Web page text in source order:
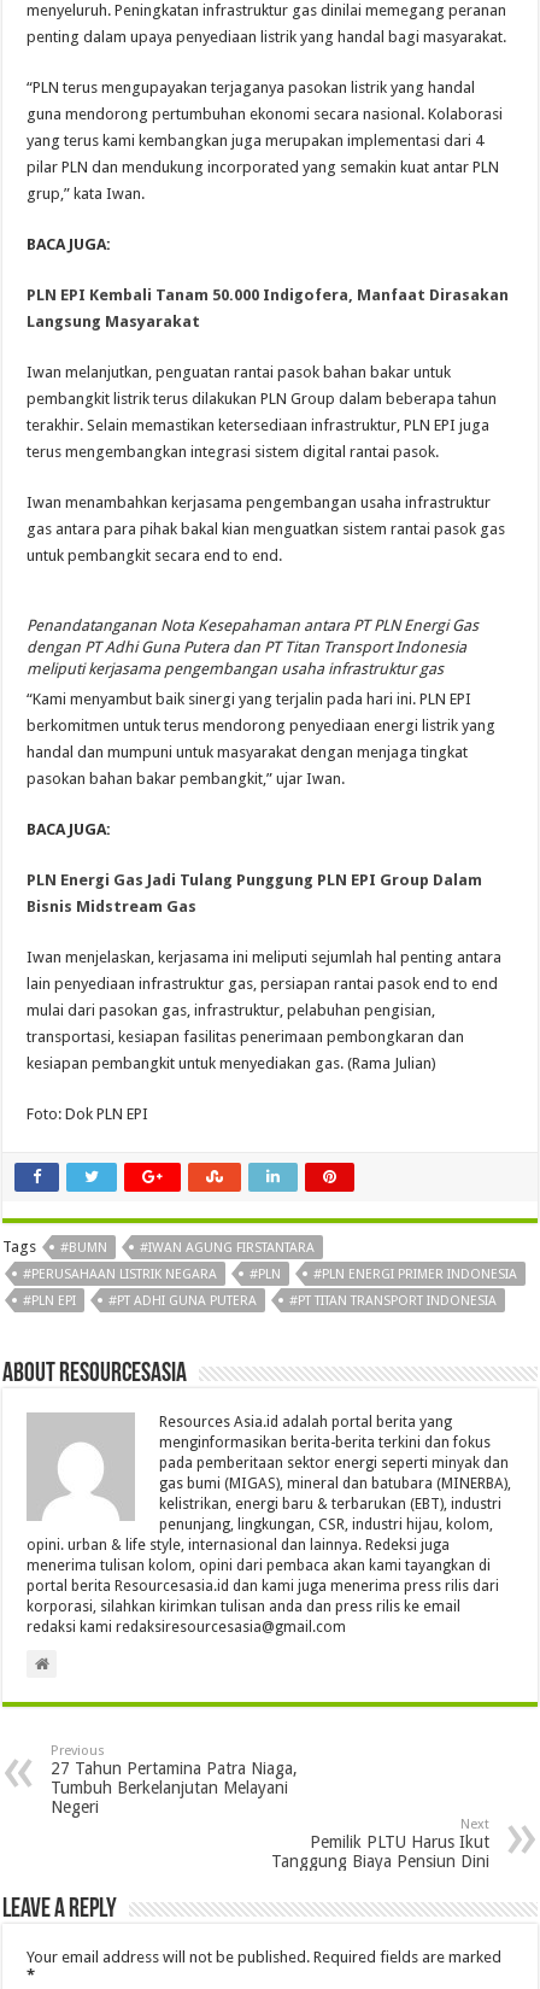
menyeluruh. Peningkatan infrastruktur gas dinilai memegang peranan
penting dalam upaya penyediaan listrik yang handal bagi masyarakat.
“PLN terus mengupayakan terjaganya pasokan listrik yang handal
guna mendorong pertumbuhan ekonomi secara nasional. Kolaborasi
yang terus kami kembangkan juga merupakan implementasi dari 4
pilar PLN dan mendukung incorporated yang semakin kuat antar PLN
grup,” kata Iwan.
BACA JUGA:
PLN EPI Kembali Tanam 50.000 Indigofera, Manfaat Dirasakan
Langsung Masyarakat
Iwan melanjutkan, penguatan rantai pasok bahan bakar untuk
pembangkit listrik terus dilakukan PLN Group dalam beberapa tahun
terakhir. Selain memastikan ketersediaan infrastruktur, PLN EPI juga
terus mengembangkan integrasi sistem digital rantai pasok.
Iwan menambahkan kerjasama pengembangan usaha infrastruktur
gas antara para pihak bakal kian menguatkan sistem rantai pasok gas
untuk pembangkit secara end to end.
Penandatanganan Nota Kesepahaman antara PT PLN Energi Gas
dengan PT Adhi Guna Putera dan PT Titan Transport Indonesia
meliputi kerjasama pengembangan usaha infrastruktur gas
“Kami menyambut baik sinergi yang terjalin pada hari ini. PLN EPI
berkomitmen untuk terus mendorong penyediaan energi listrik yang
handal dan mumpuni untuk masyarakat dengan menjaga tingkat
pasokan bahan bakar pembangkit,” ujar Iwan.
BACA JUGA:
PLN Energi Gas Jadi Tulang Punggung PLN EPI Group Dalam
Bisnis Midstream Gas
Iwan menjelaskan, kerjasama ini meliputi sejumlah hal penting antara
lain penyediaan infrastruktur gas, persiapan rantai pasok end to end
mulai dari pasokan gas, infrastruktur, pelabuhan pengisian,
transportasi, kesiapan fasilitas penerimaan pembongkaran dan
kesiapan pembangkit untuk menyediakan gas. (Rama Julian)
Foto: Dok PLN EPI
Tags #BUMN
#IWAN AGUNG FIRSTANTARA
#PERUSAHAAN LISTRIK NEGARA
#PLN
#PLN ENERGI PRIMER INDONESIA
#PLN EPI
#PT ADHI GUNA PUTERA #PT TITAN TRANSPORT INDONESIA
About Resourcesasia
Resources Asia.id adalah portal berita yang
menginformasikan berita-berita terkini dan fokus
pada pemberitaan sektor energi seperti minyak dan
gas bumi (MIGAS), mineral dan batubara (MINERBA),
kelistrikan, energi baru & terbarukan (EBT), industri
penunjang, lingkungan, CSR, industri hijau, kolom,
opini. urban & life style, internasional dan lainnya. Redeksi juga
menerima tulisan kolom, opini dari pembaca akan kami tayangkan di
portal berita Resourcesasia.id dan kami juga menerima press rilis dari
korporasi, silahkan kirimkan tulisan anda dan press rilis ke email
redaksi kami redaksiresourcesasia@gmail.com
Previous
27 Tahun Pertamina Patra Niaga,
Tumbuh Berkelanjutan Melayani
Negeri
Next
Pemilik PLTU Harus Ikut
Tanggung Biaya Pensiun Dini
Leave a Reply
Your email address will not be published. Required fields are marked
*